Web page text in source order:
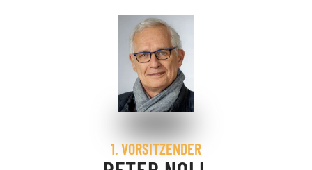
1. VORSITZENDER